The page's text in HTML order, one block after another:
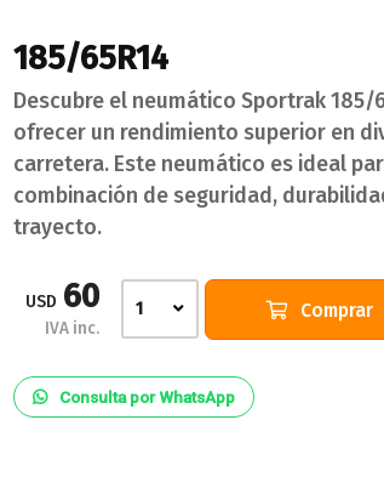
185/65R14
Descubre el neumático Sportrak 185/
ofrecer un rendimiento superior en
carretera. Este neumático es ideal
combinación de seguridad,
trayecto.
USD 60
IVA inc.
1 Comprar
Consulta por WhatsApp